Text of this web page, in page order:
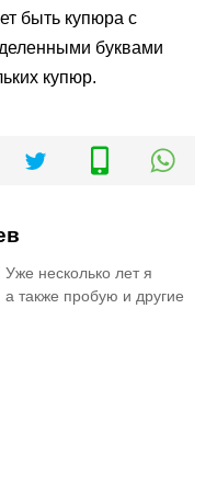
быть купюра с
буквами
купюр.
несколько лет я
также пробую и другие